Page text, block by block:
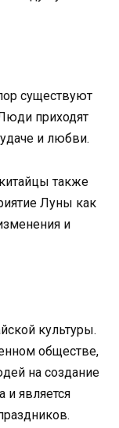
существуют
приходят
и любви.
также
Луны как
и
культуры.
обществе,
на создание
и является